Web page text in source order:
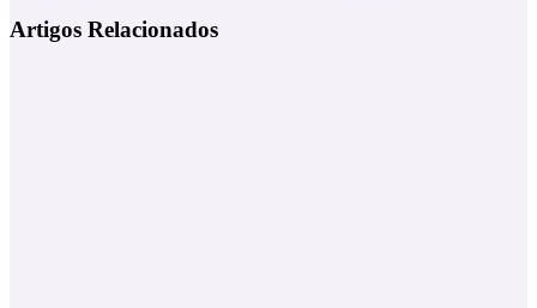
Gastronómico
e
aArtigos Relacionados